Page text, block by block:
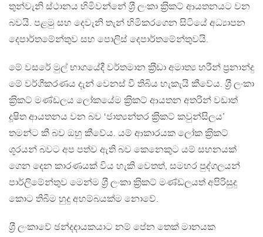
තුන්වැනි ස්ථානය හිමිවන්නේ ශ‍්‍රී ලංකා ක‍්‍රිකට් ආයතනයට වන
බවයි. පළමු සහ දෙවැනි තැන් හිමිකරගෙන සිටියේ අධ්‍යාපන
දෙපාර්තමේන්තුව සහ පොලිස් දෙපාර්තමේන්තුවයි.
මේ වසරේ මුල් භාගයේදී වර්තමාන ක‍්‍රීඩා අමාත්‍ය හරීන් ප‍්‍රනාන්දු
මේ වර්ගීකරණය දැන් වෙනස් වී තිබිය හැකැයි කීවේය. ශ‍්‍රී ලංකා
ක‍්‍රිකට් මණ්ඩලය ලෝකයේම ක‍්‍රිකට් ආයතන අතරින් වඩාත්
දූෂිත ආයතනය වන බව ‘ජාත්‍යන්තර ක‍්‍රිකට් කවුන්සිලය’
තමන්ට කී බව ඔහු කීවේය. යම් ආකාරයක ලෝක ක‍්‍රිකට්
ශූරයන් බවට අප පත්ව ඇති බව කෙනෙකුට යම් සහනයක්
ගෙන දෙන කාරණයක් විය හැකි වෙතත්, සමහර පුද්ගලයන්
පාර්ලිමේන්තුව මෙන්ම ශ‍්‍රී ලංකා ක‍්‍රිකට් මණ්ඩලයත් අපිරිසුදු
කොට තිබීම හුදු අහම්බයක්ම නොවේ.
ශ‍්‍රී ලංකාවේ ඡන්දදායකයාට නම් පේන තෙක් මානයක